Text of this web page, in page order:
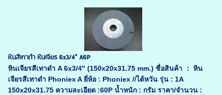
หินสีเทาดำ หินเจียร 6x3/4" A6P
หินเจียรสีเทาดำ A 6x3/4" (150x20x31.75 mm.) ชื่อสินค้า ： หิน
เจียรสีเทาดำ Phoniex A ยี่ห้อ : Phoniex //ไต้หวัน รุ่น : 1A
150x20x31.75 ความละเอียด :60P น้ำหนัก : กรัม ราคา/จำนวน :